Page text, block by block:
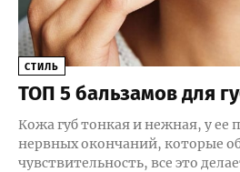
СТИЛЬ
ТОП 5 бальзамов для
Кожа губ тонкая и нежная, у ее
нервных окончаний, которые
чувствительность, все это